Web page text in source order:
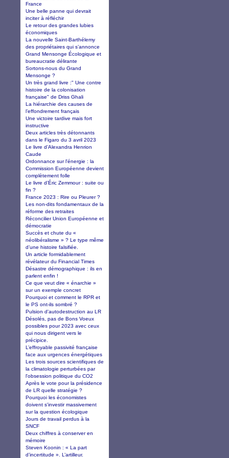
France
Une belle panne qui devrait
inciter à réfléchir
Le retour des grandes lubies
économiques
La nouvelle Saint-Barthélemy
des propriétaires qui s’annonce
Grand Mensonge Écologique et
bureaucratie délirante
Sortons-nous du Grand
Mensonge ?
Un très grand livre :" Une contre
histoire de la colonisation
française" de Driss Ghali
La hiérarchie des causes de
l’effondrement français
Une victoire tardive mais fort
instructive
Deux articles très détonnants
dans le Figaro du 3 avril 2023
Le livre d’Alexandra Henrion
Caude
Ordonnance sur l'énergie : la
Commission Européenne devient
complètement folle
Le livre d’Éric Zemmour : suite ou
fin ?
France 2023 : Rire ou Pleurer ?
Les non-dits fondamentaux de la
réforme des retraites
Réconcilier Union Européenne et
démocratie
Succès et chute du «
néolibéralisme » ? Le type même
d’une histoire falsifiée.
Un article formidablement
révélateur du Financial Times
Désastre démographique : ils en
parlent enfin !
Ce que veut dire « énarchie »
sur un exemple concret
Pourquoi et comment le RPR et
le PS ont-ils sombré ?
Pulsion d'autodestruction au LR
Désolés, pas de Bons Voeux
possibles pour 2023 avec ceux
qui nous dirigent vers le
précipice.
L’effroyable passivité française
face aux urgences énergétiques
Les trois sources scientifiques de
la climatologie perturbées par
l'obsession politique du CO2
Après le vote pour la présidence
de LR quelle stratégie ?
Pourquoi les économistes
doivent s'investir massivement
sur la question écologique
Jours de travail perdus à la
SNCF
Deux chiffres à conserver en
mémoire
Steven Koonin : « La part
d’incertitude ». L’artilleur.